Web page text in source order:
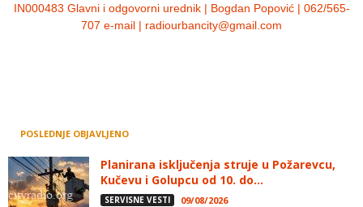
IN000483 Glavni i odgovorni urednik | Bogdan Popović | 062/565-
707 e-mail | radiourbancity@gmail.com
POSLEDNJE OBJAVLJENO
Planirana isključenja struje u Požarevcu,
Kučevu i Golupcu od 10. do...
SERVISNE VESTI 09/08/2026